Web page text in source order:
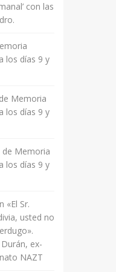
con las
los días 9 y
Memoria
los días 9 y
de Memoria
los días 9 y
«El Sr.
usted no
ex-
NAZT